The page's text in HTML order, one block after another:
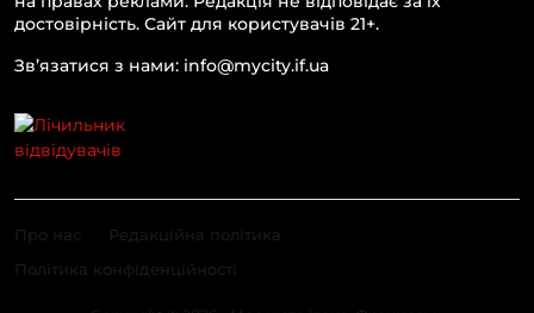
достовірність. Сайт для користувачів 21+.
Зв’язатися з нами: info@mycity.if.ua
Про нас
Редакційна політика
Політика конфіденційності